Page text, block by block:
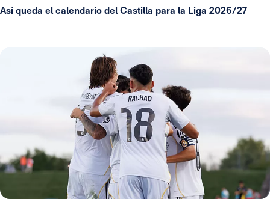
Así queda el calendario del Castilla para la Liga 2026/27